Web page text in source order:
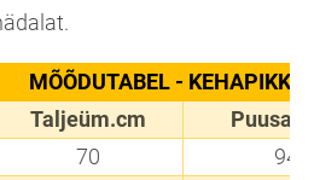
MÕÕDUTABEL -
Taljeüm.cm
70
94